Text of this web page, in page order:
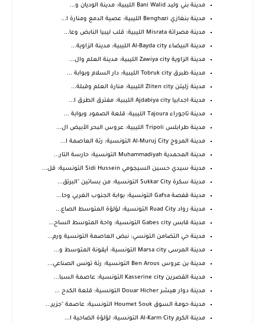
مدينة بني وليد Bani Walid الليبية: مدينة الوديان و...
مدينة بنغازي Benghazi الليبية: عصية الدمع ومنارة ا...
مدينة مصراتة Misrata الليبية: قلب ليبيا النابض وعا...
مدينة البيضاء Al-Bayda city الليبية: مدينة الزاوية...
مدينة الزاوية Zawiya city الليبية: مدينة العلم وال...
مدينة طبرق Tobruk city الليبية: دار السلام وبوابة ...
مدينة زليتن Zliten city الليبية: منارة العلم وقبلة...
مدينة اجدابيا Ajdabiya city الليبية: مفترق الطرق ا...
مدينة تاجوراء Tajoura الليبية: قلعة الصمود وبوابة ...
مدينة طرابلس Tripoli الليبية: عروس البحر الأبيض ال...
مدينة المروج Al-Muruj City التونسية: رئة العاصمة ا...
مدينة المحمدية Muhammadiyah التونسية: حارسة التار...
مدينة سيدي حسين السيجومي Sidi Hussein التونسية: قل...
مدينة سكرة Sukkar City التونسية: من بساتين "البرتق...
مدينة قفصة Gafsa التونسية: بوابة الجنوب الغربي وحا...
مدينة رواد Ruad City التونسية: لؤلؤة المتوسط الصاع...
مدينة قابس Gabes city التونسية: واحة المتوسط الساح...
مدينة حي التضامن التونسي: نبض العاصمة التونسية ورم...
مدينة المرسى Marsa city التونسية: أيقونة المتوسط و...
مدينة بن عروس Ben Arous التونسية: رئة تونس الصناعي...
مدينة القصرين Kasserine city التونسية: عاصمة السبا...
مدينة دوار هيشر Douar Hicher التونسية: قلعة الكدح ...
مدينة حومة السوق Houmet Souk التونسية: عاصمة "جزير...
مدينة الكرم Al-Karm City التونسية: لؤلؤة الضاحية ا...